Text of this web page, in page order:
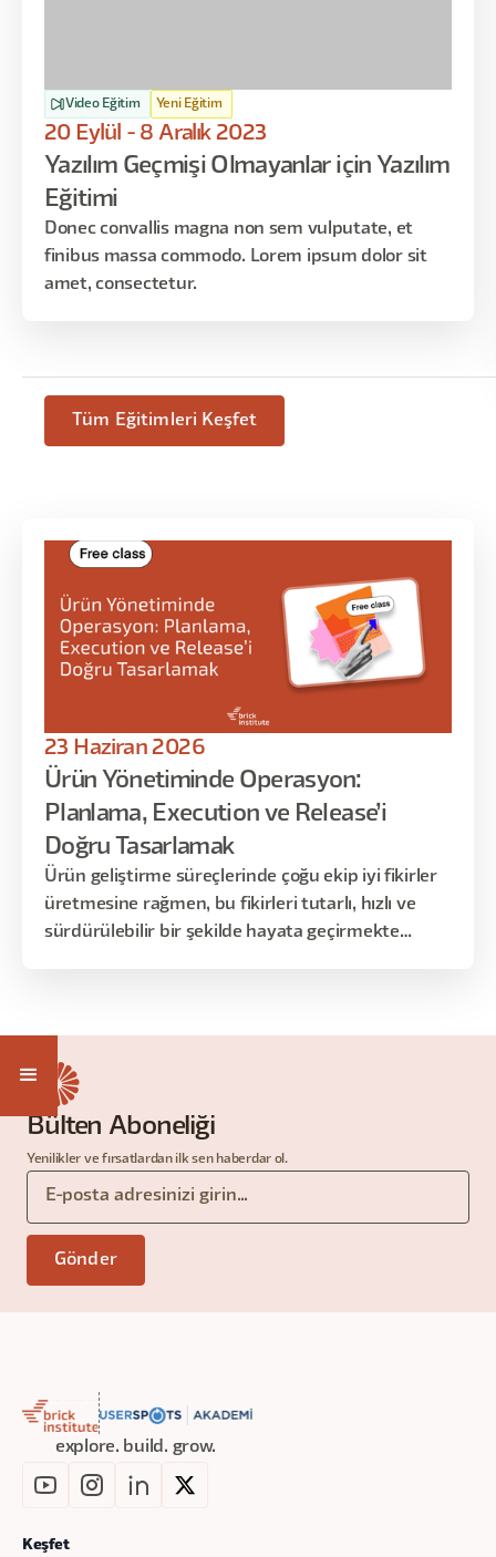
Video Eğitim Yeni Eğitim
20 Eylül - 8 Aralık 2023
Yazılım Geçmişi Olmayanlar için Yazılım
Eğitimi
Donec convallis magna non sem vulputate, et
finibus massa commodo. Lorem ipsum dolor sit
amet, consectetur.
Tüm Eğitimleri Keşfet
23 Haziran 2026
Ürün Yönetiminde Operasyon:
Planlama, Execution ve Release’i
Doğru Tasarlamak
Ürün geliştirme süreçlerinde çoğu ekip iyi fikirler
üretmesine rağmen, bu fikirleri tutarlı, hızlı ve
sürdürülebilir bir şekilde hayata geçirmekte
Bülten Aboneliği
Yenilikler ve fırsatlardan ilk sen haberdar ol.
explore. build. grow.
Keşfet